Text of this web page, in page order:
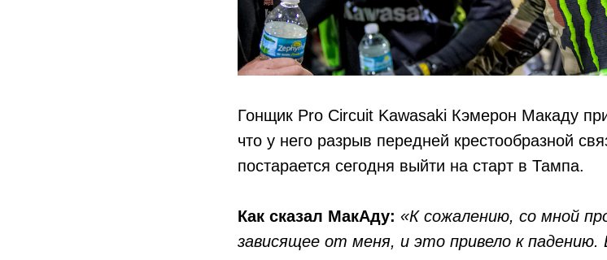
Гонщик Pro Circuit Kawasaki Кэмерон Макаду
что у него разрыв передней крестообразной
постарается сегодня выйти на старт в Тампа.
Как сказал МакАду: «К сожалению, со мной
зависящее от меня, и это привело к